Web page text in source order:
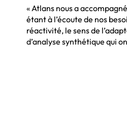
« Atlans nous a
étant à l’écoute de nos
réactivité, le sens de
d’analyse synthétique qui